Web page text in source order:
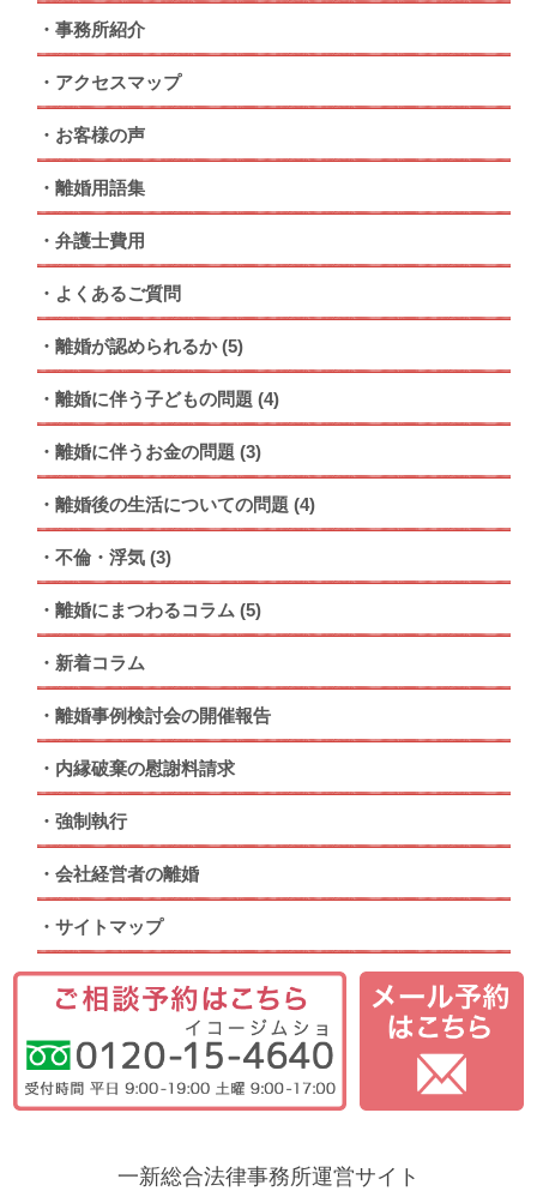
事務所紹介
アクセスマップ
お客様の声
離婚用語集
弁護士費用
よくあるご質問
離婚が認められるか (5)
離婚に伴う子どもの問題 (4)
離婚に伴うお金の問題 (3)
離婚後の生活についての問題 (4)
不倫・浮気 (3)
離婚にまつわるコラム (5)
新着コラム
離婚事例検討会の開催報告
内縁破棄の慰謝料請求
強制執行
会社経営者の離婚
サイトマップ
一新総合法律事務所運営サイト